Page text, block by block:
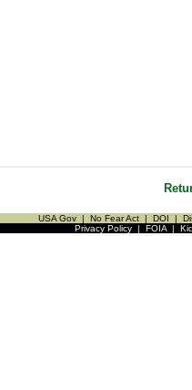
USA Gov | No Fear Act | DOI |
Privacy Policy| FOIA|